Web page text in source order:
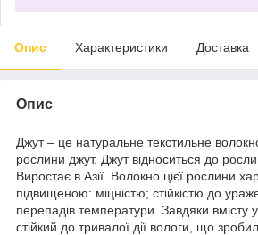
Опис Характеристики Доставка
Опис
Джут – це натуральне текстильне
рослини джут. Джут відноситься до
Виростає в Азії. Волокно цієї рослини
підвищеною: міцністю; стійкістю до
перепадів температури. Завдяки вмісту у
стійкий до тривалої дії вологи, що